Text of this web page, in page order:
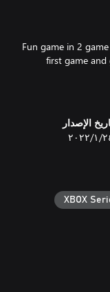
Fun game in 2
first game
الإصدار
٢٠٢٢
XBOX